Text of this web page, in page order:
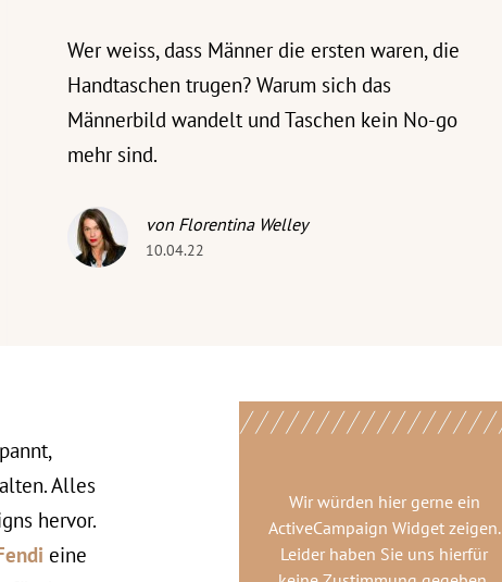
Wer weiss, dass Männer die ersten waren, die
Handtaschen trugen? Warum sich das
Männerbild wandelt und Taschen kein No-go
mehr sind.
von Florentina Welley
10.04.22
Alles
hervor.
eine
Wir würden hier gerne ein
ActiveCampaign Widgetzeigen.
Leider haben Sie uns hierfür